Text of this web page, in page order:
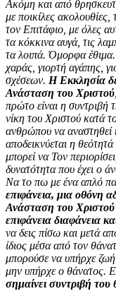
Ακόμη και από
με ποικίλες
τον Επιτάφιο, με όλες
τα κόκκινα αυγά, τις
τα λοιπά. Όμορφα
χαράς, γιορτή αγάπης,
σχέσεων. Η Εκκλησία
Ανάσταση του Χριστού
πρώτο είναι η συντριβή
νίκη του Χριστού κατά
ανθρώπου να αναστηθεί
αποδεικνύεται η
μπορεί να Τον
δυνατότητα που έχει ο
Να το πω με ένα απλό
επιφάνεια, μια οθόνη
Ανάσταση του Χριστού
επιφάνεια διαφάνεια
να δεις πίσω και μετά
ίδιος μέσα από τον
μπορούσε να υπήρχε ζωή
μην υπήρχε ο θάνατος.
σημαίνει συντριβή του